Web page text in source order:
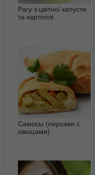
Рагу з цвітної капусти
та картоплі
Самосы (пирожки с
овощами)